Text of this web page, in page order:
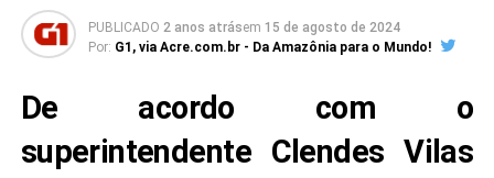
PUBLICADO 2 anos atrásem 15 de agosto de 2024
Por: G1, via Acre.com.br - Da Amazônia para o Mundo!
De acordo com o
superintendente Clendes Vilas